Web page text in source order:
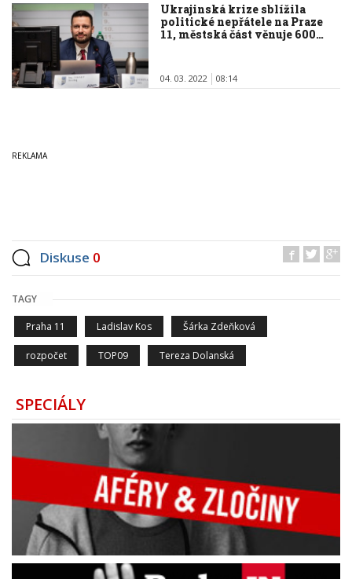
Ukrajinská krize sblížila
politické nepřátele na Praze
11, městská část věnuje 600…
04. 03. 2022 08:14
Diskuse 0
TAGY
Praha 11 Ladislav Kos Šárka Zdeňková
rozpočet TOP09 Tereza Dolanská
SPECIÁLY